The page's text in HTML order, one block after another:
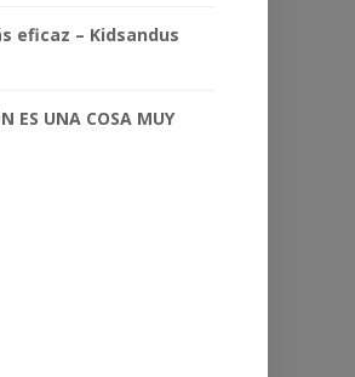
eficaz – Kidsandus
ES UNA COSA MUY